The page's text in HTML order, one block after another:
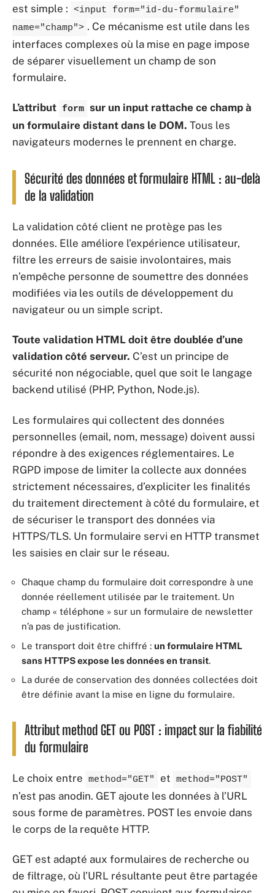
est simple : <input form="id-du-formulaire"
name="champ"> . Ce mécanisme est utile dans les
interfaces complexes où la mise en page impose
de séparer visuellement un champ de son
formulaire.
L’attribut form sur un input rattache ce champ à
un formulaire distant dans le DOM. Tous les
navigateurs modernes le prennent en charge.
Sécurité des données et formulaire HTML : au-delà
de la validation
La validation côté client ne protège pas les
données. Elle améliore l’expérience utilisateur,
filtre les erreurs de saisie involontaires, mais
n’empêche personne de soumettre des données
modifiées via les outils de développement du
navigateur ou un simple script.
Toute validation HTML doit être doublée d’une
validation côté serveur. C’est un principe de
sécurité non négociable, quel que soit le langage
backend utilisé (PHP, Python, Node.js).
Les formulaires qui collectent des données
personnelles (email, nom, message) doivent aussi
répondre à des exigences réglementaires. Le
RGPD impose de limiter la collecte aux données
strictement nécessaires, d’expliciter les finalités
du traitement directement à côté du formulaire, et
de sécuriser le transport des données via
HTTPS/TLS. Un formulaire servi en HTTP transmet
les saisies en clair sur le réseau.
Chaque champ du formulaire doit correspondre à une
donnée réellement utilisée par le traitement. Un
champ « téléphone » sur un formulaire de newsletter
n’a pas de justification.
Le transport doit être chiffré : un formulaire HTML
sans HTTPS expose les données en transit.
La durée de conservation des données collectées doit
être définie avant la mise en ligne du formulaire.
Attribut method GET ou POST : impact sur la fiabilité
du formulaire
Le choix entre method="GET" et method="POST"
n’est pas anodin. GET ajoute les données à l’URL
sous forme de paramètres. POST les envoie dans
le corps de la requête HTTP.
GET est adapté aux formulaires de recherche ou
de filtrage, où l’URL résultante peut être partagée